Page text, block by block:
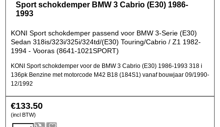
Sport schokdemper BMW 3 Cabrio (E30) 1986-
1993
KONI Sport schokdemper passend voor BMW 3-Serie (E30)
Sedan 318is/323i/325i/324td/(E30) Touring/Cabrio / Z1 1982-
1994 - Vooras (8641-1021SPORT)
KONI Sport schokdemper voor de BMW 3 Cabrio (E30) 1986-1993 318 i
136pk Benzine met motorcode M42 B18 (184S1) vanaf bouwjaar 09/1990-
12/1992
€133.50
(incl BTW)